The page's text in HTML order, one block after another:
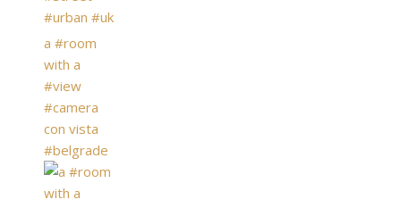
a #room
with a
#view
#camera
con vista
#belgrade